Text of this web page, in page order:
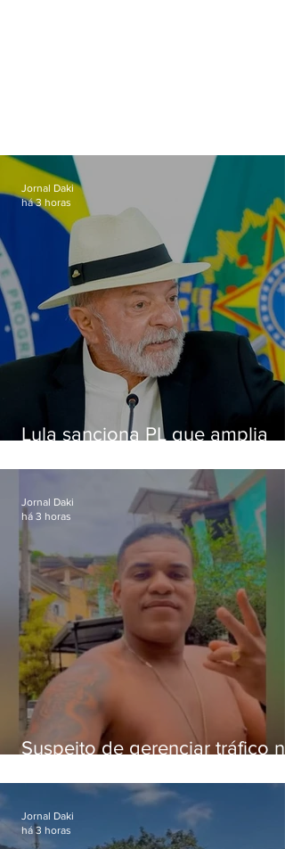
Lula sanciona PL que amplia
crianças
Jornal Daki
há 3 horas
Suspeito de gerenciar tráfico na
foragido
Jornal Daki
há 3 horas
Jornal Daki
há 3 horas